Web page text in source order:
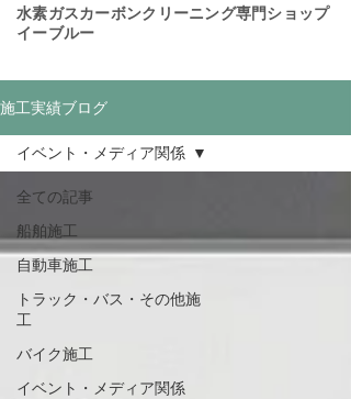
​水素ガスカーボンクリーニング専門ショップ
イーブルー
施工実績ブログ
全ての記事
船舶施工
自動車施工
トラック・バス・その他施
工
バイク施工
イベント・メディア関係
イベント・メディア関係